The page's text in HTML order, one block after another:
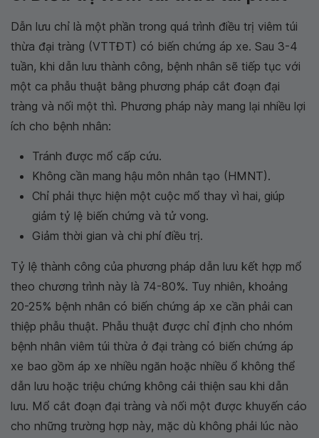
Dẫn lưu chỉ là một phần trong quá trình điều trị viêm túi
thừa đại tràng (VTTĐT) có biến chứng áp xe. Sau 3-4
tuần, khi dẫn lưu thành công, bệnh nhân sẽ tiếp tục với
một ca phẫu thuật bằng phương pháp cắt đoạn đại
tràng và nối một thì. Phương pháp này mang lại nhiều lợi
ích cho bệnh nhân:
Tránh được mổ cấp cứu.
Không cần mang hậu môn nhân tạo (HMNT).
Chỉ phải thực hiện một cuộc mổ thay vì hai, giúp
giảm tỷ lệ biến chứng và tử vong.
Giảm thời gian và chi phí điều trị.
Tỷ lệ thành công của phương pháp dẫn lưu kết hợp mổ
theo chương trình này là 74-80%. Tuy nhiên, khoảng
20-25% bệnh nhân có biến chứng áp xe cần phải can
thiệp phẫu thuật. Phẫu thuật được chỉ định cho nhóm
bệnh nhân viêm túi thừa ở đại tràng có biến chứng áp
xe bao gồm áp xe nhiều ngăn hoặc nhiều ổ không thể
dẫn lưu hoặc triệu chứng không cải thiện sau khi dẫn
lưu. Mổ cắt đoạn đại tràng và nối một được khuyến cáo
cho những trường hợp này, mặc dù không phải lúc nào